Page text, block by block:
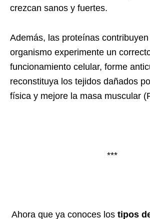
crezcan sanos y fuertes.
Además, las proteínas
organismo experimente un
funcionamiento celular, forme
reconstituya los tejidos dañados
física y mejore la masa muscular
***
Ahora que ya conoces los tipos